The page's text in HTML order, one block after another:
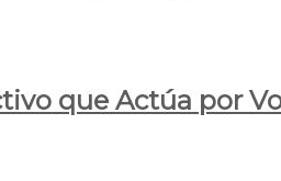
que Actúa por